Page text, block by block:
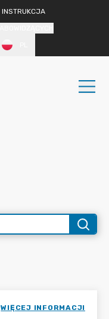
INSTRUKCJA
WIĘCEJ INFORMACJI